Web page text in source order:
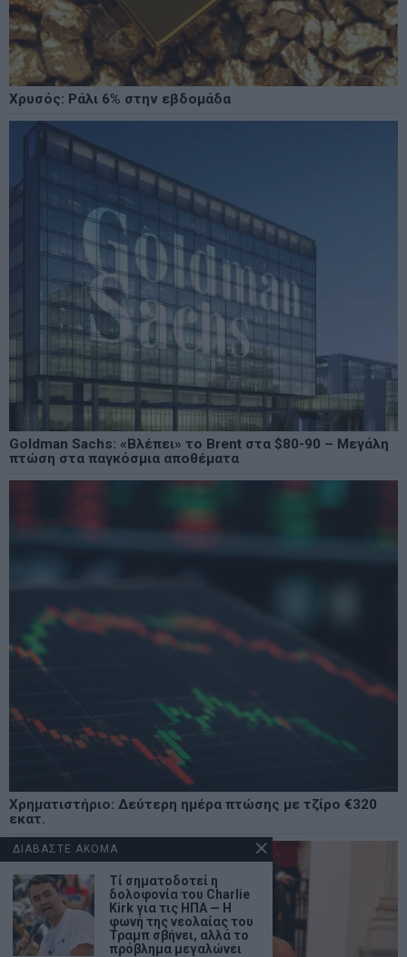
Χρυσός: Ράλι 6% στην εβδομάδα
Goldman Sachs: «Βλέπει» το Brent στα $80-90 – Μεγάλη
πτώση στα παγκόσμια αποθέματα
Χρηματιστήριο: Δεύτερη ημέρα πτώσης με τζίρο €320
εκατ.
ΔΙΑΒΑΣΤΕ ΑΚΟΜΑ
Τί σηματοδοτεί η
δολοφονία του Charlie
Kirk για τις ΗΠΑ — Η
φωνή της νεολαίας του
Τραμπ σβήνει, αλλά το
πρόβλημα μεγαλώνει